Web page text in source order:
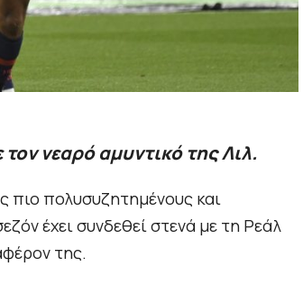
νεαρό αμυντικό της Λιλ.
πιο πολυσυζητημένους και
έχει συνδεθεί στενά με τη Ρεάλ
της.